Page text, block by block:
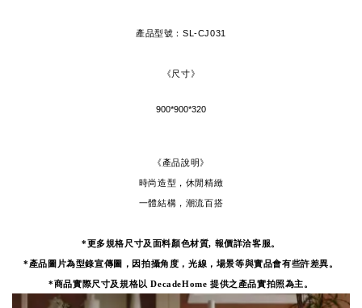
產品型號 ：SL-CJ031
《尺寸》
900*900*320
《產品說明》
時尚造型，休閒精緻
一體結構，潮流百搭
*更多規格尺寸及面料顏色材質, 報價詳洽客服。
*產品圖片為型錄宣傳圖，因拍攝角度，光線，場景等與實品會有些許差異。
*商品實際尺寸及規格以 DecadeHome 提供之產品實拍照為主。